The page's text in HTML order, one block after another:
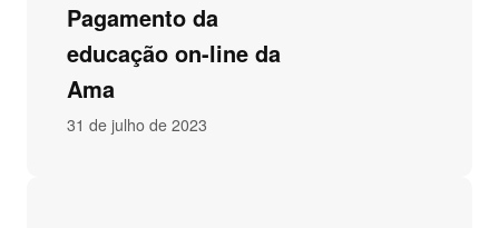
Pagamento da
educação on-line da
Ama
31 de julho de 2023